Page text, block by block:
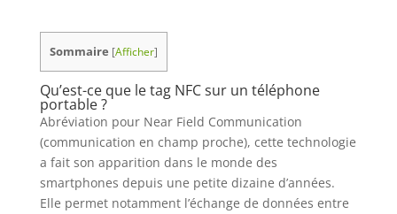
Sommaire [Afficher]
Qu’est-ce que le tag NFC sur un téléphone
portable ?
Abréviation pour Near Field Communication
(communication en champ proche), cette technologie
a fait son apparition dans le monde des
smartphones depuis une petite dizaine d’années.
Elle permet notamment l’échange de données entre